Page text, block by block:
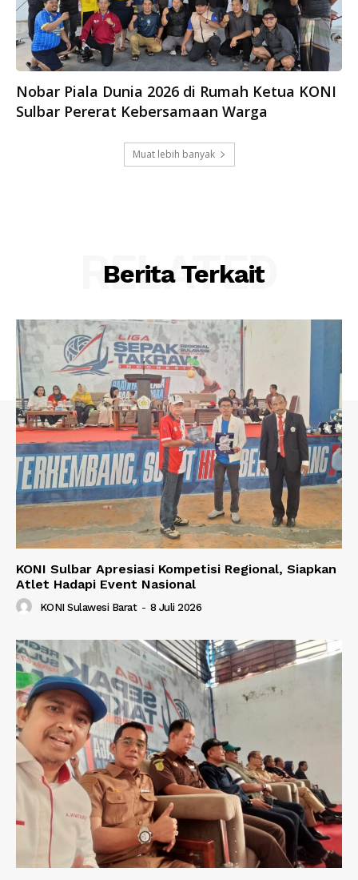
Nobar Piala Dunia 2026 di Rumah Ketua KONI
Sulbar Pererat Kebersamaan Warga
Muat lebih banyak
Berita Terkait
RELATED
KONI Sulbar Apresiasi Kompetisi Regional, Siapkan
Atlet Hadapi Event Nasional
KONI Sulawesi Barat - 8 Juli 2026